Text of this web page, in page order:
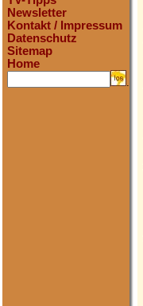
Newsletter
Kontakt / Impressum
Datenschutz
Sitemap
Home
.